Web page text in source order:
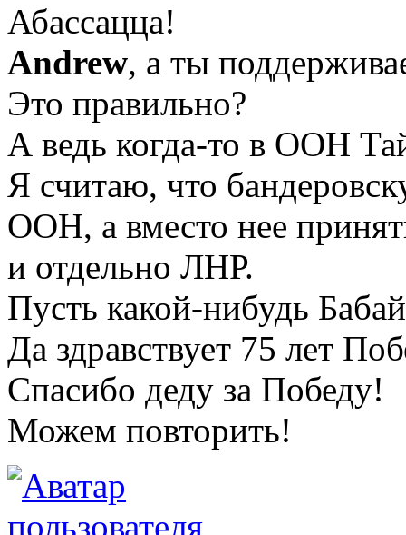
Абассацца!
Andrew, а ты
Это правильно?
А ведь когда-то в ООН
Я считаю, что
ООН, а вместо нее
и отдельно ЛНР.
Пусть какой-нибудь
Да здравствует 75 лет
Спасибо деду за Победу!
Можем повторить!